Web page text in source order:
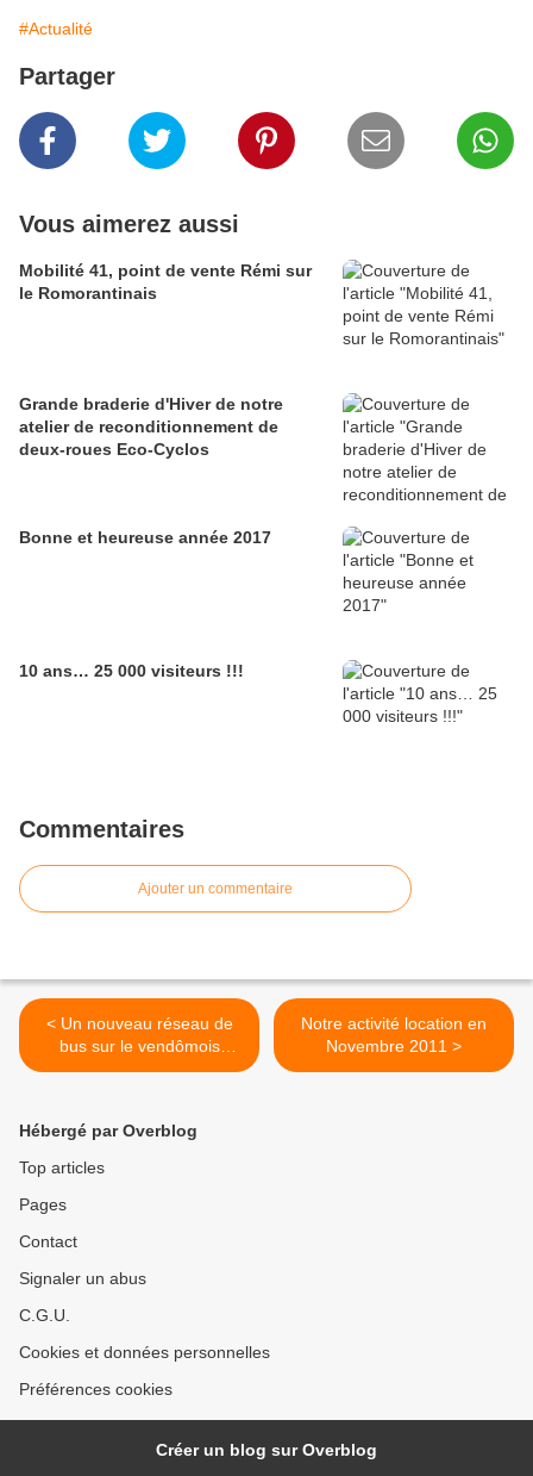
#Actualité
Partager
Vous aimerez aussi
Mobilité 41, point de vente Rémi sur
le Romorantinais
Grande braderie d'Hiver de notre
atelier de reconditionnement de
deux-roues Eco-Cyclos
Bonne et heureuse année 2017
10 ans… 25 000 visiteurs !!!
Commentaires
Ajouter un commentaire
< Un nouveau réseau de
bus sur le vendômois
(article NR)
Notre activité location en
Novembre 2011 >
Hébergé par Overblog
Top articles
Pages
Contact
Signaler un abus
C.G.U.
Cookies et données personnelles
Préférences cookies
Créer un blog sur Overblog